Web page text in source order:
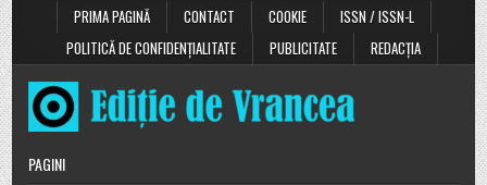
PRIMA PAGINĂ
CONTACT COOKIE
ISSN / ISSN-L
POLITICĂ DE CONFIDENȚIALITATE
PUBLICITATE REDACȚIA
PAGINI